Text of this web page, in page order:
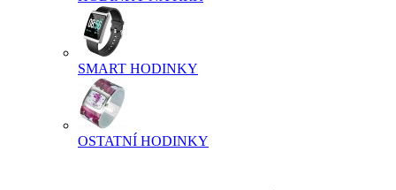
SMART HODINKY
OSTATNÍ HODINKY